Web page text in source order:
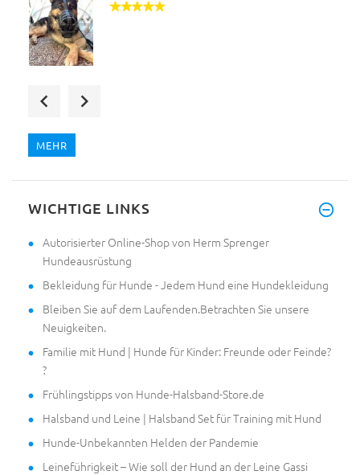
MEHR
WICHTIGE LINKS
Autorisierter Online-Shop von Herm Sprenger
Hundeausrüstung
Bekleidung für Hunde - Jedem Hund eine Hundekleidung
Bleiben Sie auf dem Laufenden.Betrachten Sie unsere
Neuigkeiten.
Familie mit Hund | Hunde für Kinder: Freunde oder Feinde?
?
Frühlingstipps von Hunde-Halsband-Store.de
Halsband und Leine | Halsband Set für Training mit Hund
Hunde-Unbekannten Helden der Pandemie
Leineführigkeit – Wie soll der Hund an der Leine Gassi